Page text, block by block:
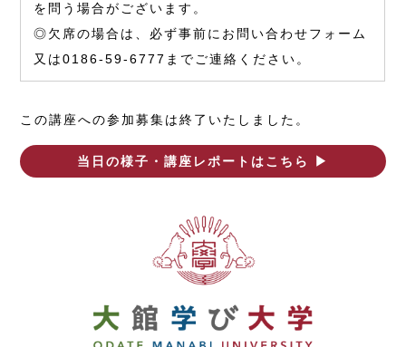
を問う場合がございます。
◎欠席の場合は、必ず事前にお問い合わせフォーム
又は0186-59-6777までご連絡ください。
この講座への参加募集は終了いたしました。
当日の様子・講座レポートはこちら ▶︎